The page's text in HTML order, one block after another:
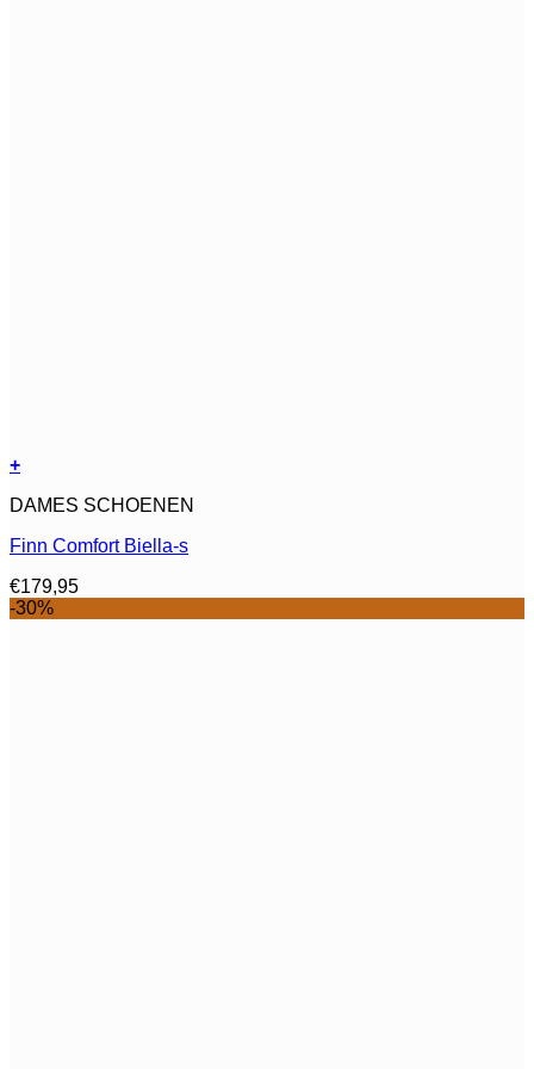
+
product
meerdere
Deze
optie
DAMES SCHOENEN
Finn Comfort Biella-s
€179,95
-30%